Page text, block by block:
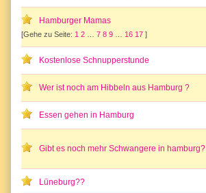
Hamburger Mamas
[Gehe zu Seite: 1 2 … 7 8 9 … 16 17 ]
Kostenlose Schnupperstunde
Wer ist noch am Hibbeln aus Hamburg ?
Essen gehen in Hamburg
Gibt es noch mehr Schwangere in hamburg?
Lüneburg??